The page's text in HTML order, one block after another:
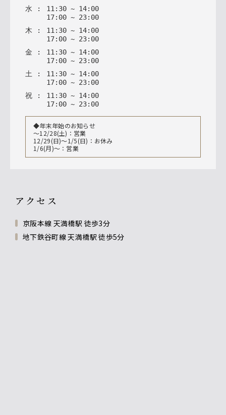
水 : 11 : 30 ~ 14: 00
17: 00 ~ 23: 00
木 : 11 : 30 ~ 14: 00
17: 00 ~ 23: 00
金 : 11 : 30 ~ 14: 00
17: 00 ~ 23: 00
土 : 11: 30 ~ 14: 00
17: 00 ~ 23: 00
祝 : 11: 30 ~ 14: 00
17: 00 ~ 23: 00
◆年末年始のお知らせ
〜12/28(土)：営業
12/29(日)～1/5(日)：お休み
1/6(月)〜：営業
アクセス
京阪本線 天満橋駅 徒歩3分
地下鉄谷町線 天満橋駅 徒歩5分